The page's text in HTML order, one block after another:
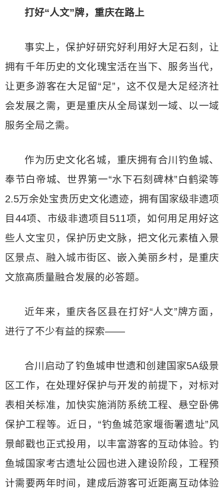
打好“人文”牌，重庆在路上
事实上，保护好研究好利用好大足石刻，让
拥有千年历史的文化瑰宝活在当下、服务当代，
让更多游客在大足留“足”，这不仅是大足经济社
会发展之需，更是重庆从全局谋划一域、以一域
服务全局之需。
作为历史文化名城，重庆拥有合川钓鱼城、
奉节白帝城、世界第一“水下石刻碑林”白鹤梁等
2.5万余处宝贵历史文化遗迹，拥有国家级非遗项
目44项、市级非遗项目511项，如何用足用好这
些人文宝贝，保护历史文脉，把文化元素植入景
区景点、融入城市街区、嵌入美丽乡村，是重庆
文旅高质量融合发展的必答题。
近年来，重庆各区县在打好“人文”牌方面，
进行了不少有益的探索——
合川启动了钓鱼城申世遗和创建国家5A级景
区工作，在处理好保护与开发的前提下，对标对
表相关标准，加快实施消防系统工程、悬空卧佛
保护工程等。近日，“钓鱼城范家堰衙署遗址”风
景邮戳也正式投用，以丰富游客的互动体验。钓
鱼城国家考古遗址公园也进入建设阶段，工程预
计需要两年时间，建成后游客可近距离互动体验